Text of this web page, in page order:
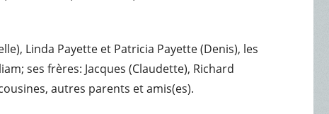
Linda Payette et Patricia Payette (Denis), les
ses frères: Jacques (Claudette), Richard
autres parents et amis(es).